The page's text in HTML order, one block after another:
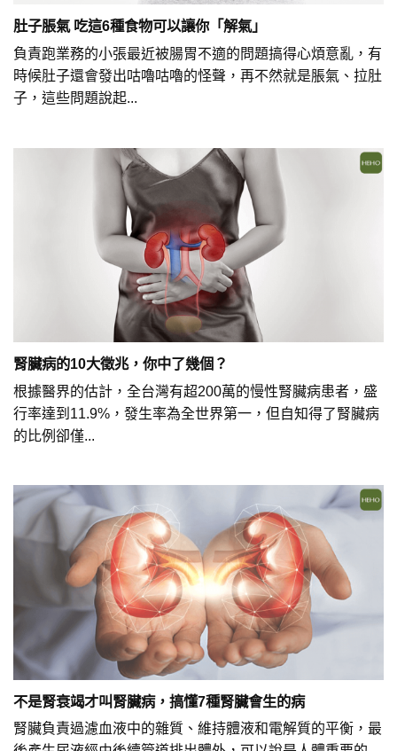
肚子脹氣 吃這6種食物可以讓你「解氣」
負責跑業務的小張最近被腸胃不適的問題搞得心煩意亂，有
時候肚子還會發出咕嚕咕嚕的怪聲，再不然就是脹氣、拉肚
子，這些問題說起...
腎臟病的10大徵兆，你中了幾個？
根據醫界的估計，全台灣有超200萬的慢性腎臟病患者，盛
行率達到11.9%，發生率為全世界第一，但自知得了腎臟病
的比例卻僅...
不是腎衰竭才叫腎臟病，搞懂7種腎臟會生的病
腎臟負責過濾血液中的雜質、維持體液和電解質的平衡，最